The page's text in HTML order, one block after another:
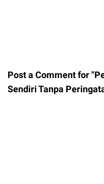
Post a Comment for
Sendiri Tanpa